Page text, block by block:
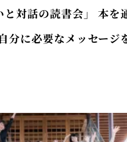
と対話の読書会」 本を
分に必要なメッセージ